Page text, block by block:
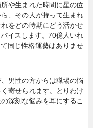
や生まれた時間に星の位
、その人が持って生まれ
をどの時期にどう活かせ
イスします。70億人いれ
同じ性格運勢はありませ
男性の方からは職場の悩
寄せられます。とりわけ
深刻な悩みを耳にするこ